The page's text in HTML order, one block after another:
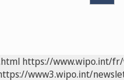
https://www.wipo.int/
www3.wipo.int/